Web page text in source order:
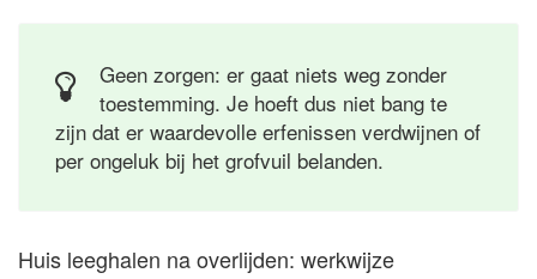
Geen zorgen: er gaat niets weg zonder
toestemming. Je hoeft dus niet bang te
zijn dat er waardevolle erfenissen verdwijnen of
per ongeluk bij het grofvuil belanden.
Huis leeghalen na overlijden: werkwijze